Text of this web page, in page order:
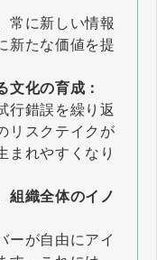
常に新しい情報
新たな価値を提
文化の育成：
行錯誤を繰り返
リスクテイクが
まれやすくなり
組織全体のイノ
ーが自由にアイ